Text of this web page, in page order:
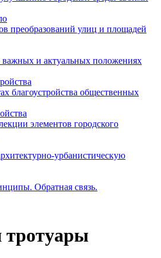
преобразований улиц и площадей
и актуальных положениях
благоустройства общественных
элементов городского
урбанистическую
Обратная связь.
тротуары